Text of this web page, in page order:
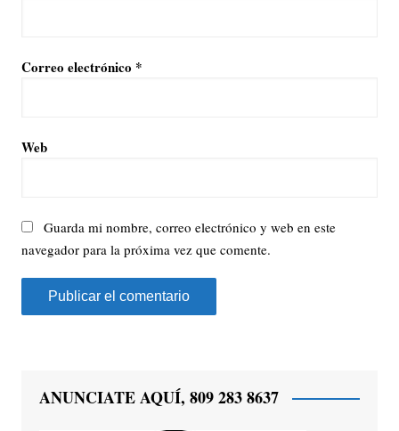
Correo electrónico *
Web
Guarda mi nombre, correo electrónico y web en este
navegador para la próxima vez que comente.
ANUNCIATE AQUÍ, 809 283 8637